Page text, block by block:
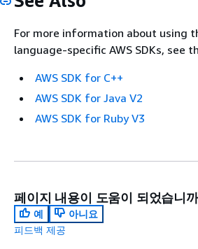
For more information about using
language-specific AWS SDKs, see
AWS SDK for C++
AWS SDK for Java V2
AWS SDK for Ruby V3
페이지 내용이 도움이 되었습니
예
아니요
피드백 제공